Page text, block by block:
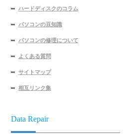
ハードディスクのコラム
パソコンの豆知識
パソコンの修理について
よくある質問
サイトマップ
相互リンク集
Data Repair